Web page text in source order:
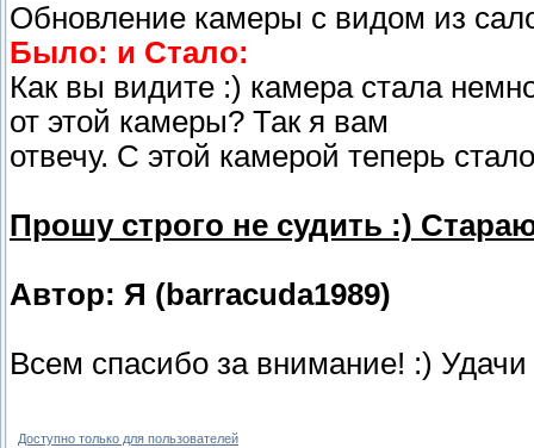
Обновление камеры с видом из
Было: и Стало:
Как вы видите :) камера стала
от этой камеры? Так я вам
отвечу. С этой камерой теперь
Прошу строго не судить :)
Автор: Я (barracuda1989)
Всем спасибо за внимание! :) Удачи
Доступно только для пользователей